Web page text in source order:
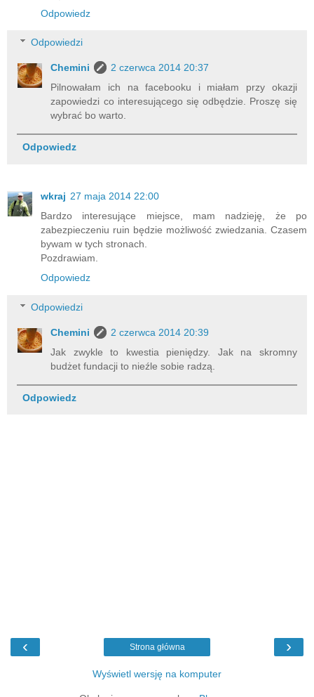
Odpowiedz
Odpowiedzi
Chemini
2 czerwca 2014 20:37
Pilnowałam ich na facebooku i miałam przy okazji
zapowiedzi co interesującego się odbędzie. Proszę się
wybrać bo warto.
Odpowiedz
wkraj 27 maja 2014 22:00
Bardzo interesujące miejsce, mam nadzieję, że po
zabezpieczeniu ruin będzie możliwość zwiedzania. Czasem
bywam w tych stronach.
Pozdrawiam.
Odpowiedz
Odpowiedzi
Chemini
2 czerwca 2014 20:39
Jak zwykle to kwestia pieniędzy. Jak na skromny
budżet fundacji to nieźle sobie radzą.
Odpowiedz
‹ ›
Strona główna
Wyświetl wersję na komputer